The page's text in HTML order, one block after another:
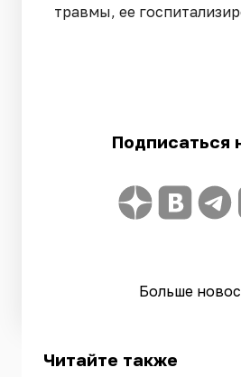
травмы, ее
Подписаться
Больше
Читайте также